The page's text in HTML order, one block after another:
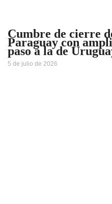
Cumbre de cierre
Paraguay con
paso a la de
5 de julio de 2026